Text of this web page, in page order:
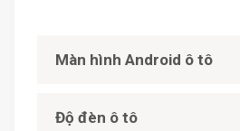
Màn hình Android ô tô
Độ đèn ô tô